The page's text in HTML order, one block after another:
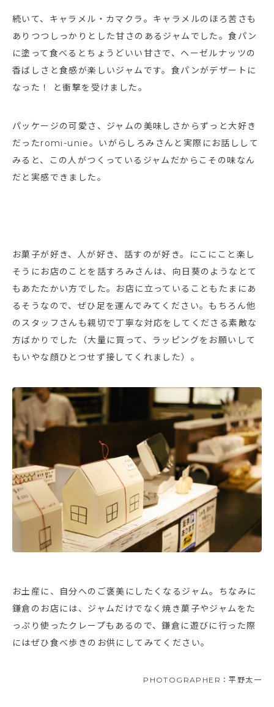
続いて、キャラメル・カマクラ。キャラメルのほろ苦さも
ありつつしっかりとした甘さのあるジャムでした。食パン
に塗って食べるとちょうどいい甘さで、ヘーゼルナッツの
香ばしさと食感が楽しいジャムです。食パンがデザートに
なった！ と衝撃を受けました。
パッケージの可愛さ、ジャムの美味しさからずっと大好き
だったromi-unie。いがらしろみさんと実際にお話しして
みると、この人がつくっているジャムだからこその味なん
だと実感できました。
お菓子が好き、人が好き、話すのが好き。にこにこと楽し
そうにお店のことを話すろみさんは、向日葵のようなとて
もあたたかい方でした。お店に立っていることもたまにあ
るそうなので、ぜひ足を運んでみてください。もちろん他
のスタッフさんも親切で丁寧な対応をしてくださる素敵な
方ばかりでした（大量に買って、ラッピングをお願いして
もいやな顔ひとつせず接してくれました）。
お土産に、自分へのご褒美にしたくなるジャム。ちなみに
鎌倉のお店には、ジャムだけでなく焼き菓子やジャムをた
っぷり使ったクレープもあるので、鎌倉に遊びに行った際
にはぜひ食べ歩きのお供にしてみてください。
PHOTOGRAPHER：平野太一